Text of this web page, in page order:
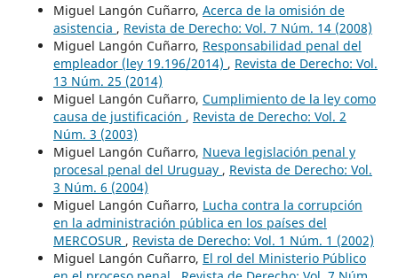
Miguel Langón Cuñarro, Acerca de la omisión de
asistencia , Revista de Derecho: Vol. 7 Núm. 14 (2008)
Miguel Langón Cuñarro, Responsabilidad penal del
empleador (ley 19.196/2014) , Revista de Derecho: Vol.
13 Núm. 25 (2014)
Miguel Langón Cuñarro, Cumplimiento de la ley como
causa de justificación , Revista de Derecho: Vol. 2
Núm. 3 (2003)
Miguel Langón Cuñarro, Nueva legislación penal y
procesal penal del Uruguay , Revista de Derecho: Vol.
3 Núm. 6 (2004)
Miguel Langón Cuñarro, Lucha contra la corrupción
en la administración pública en los países del
MERCOSUR , Revista de Derecho: Vol. 1 Núm. 1 (2002)
Miguel Langón Cuñarro, El rol del Ministerio Público